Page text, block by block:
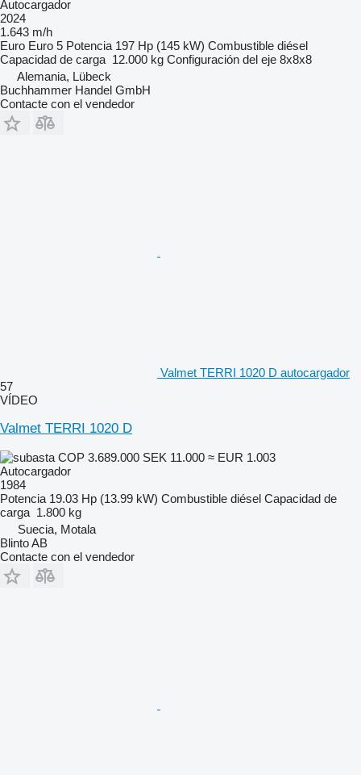
Autocargador
2024
1.643 m/h
Euro Euro 5 Potencia 197 Hp (145 kW) Combustible diésel
Capacidad de carga 12.000 kg Configuración del eje 8x8x8
Alemania, Lübeck
Buchhammer Handel GmbH
Contacte con el vendedor
Valmet TERRI 1020 D autocargador
57
VÍDEO
Valmet TERRI 1020 D
COP 3.689.000 SEK 11.000 ≈ EUR 1.003
Autocargador
1984
Potencia 19.03 Hp (13.99 kW) Combustible diésel Capacidad de
carga 1.800 kg
Suecia, Motala
Blinto AB
Contacte con el vendedor